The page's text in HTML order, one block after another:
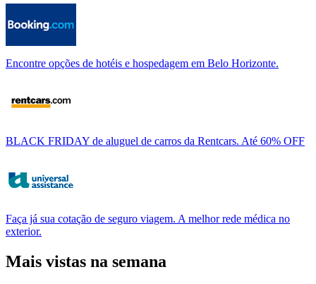
Encontre opções de hotéis e hospedagem em Belo Horizonte.
BLACK FRIDAY de aluguel de carros da Rentcars. Até 60% OFF
Faça já sua cotação de seguro viagem. A melhor rede médica no
exterior.
Mais vistas na semana